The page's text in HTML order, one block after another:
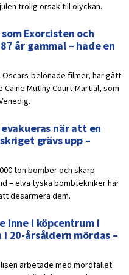
trolig orsak till olyckan.
Exorcisten och
år gammal – hade en
belönade filmer, har gått
Caine Mutiny Court-Martial, som
när att en
grävs upp –
ton bomber och skarp
– elva tyska bombtekniker har
desarmera dem.
inne i köpcentrum i
20-årsåldern mördas –
arbetade med mordfallet